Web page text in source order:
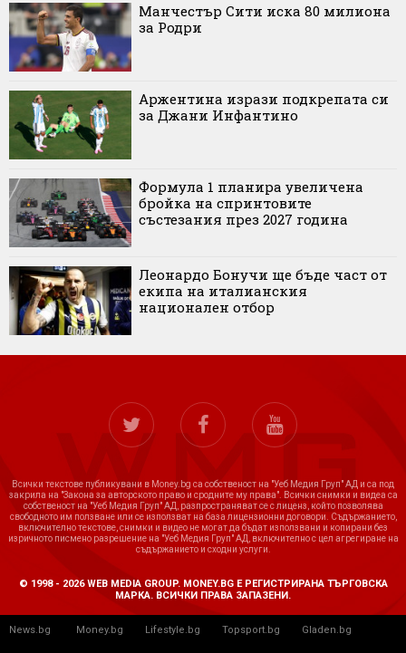
Манчестър Сити иска 80 милиона
за Родри
Аржентина изрази подкрепата си
за Джани Инфантино
Формула 1 планира увеличена
бройка на спринтовите
състезания през 2027 година
Леонардо Бонучи ще бъде част от
екипа на италианския
национален отбор
Всички текстове публикувани в Money.bg са собственост на "Уеб Медия Груп" АД и са под
закрила на "Закона за авторското право и сродните му права". Всички снимки и видеа са
собственост на "Уеб Медия Груп" АД, разпространяват се с лиценз, който позволява
свободното им ползване или се използват на база лицензионни договори. Съдържанието,
включително текстове, снимки и видео не могат да бъдат използвани и копирани без
изричното писмено разрешение на "Уеб Медия Груп" АД, включително с цел агрегиране на
съдържанието и сходни услуги.
© 1998 - 2026 WEB MEDIA GROUP. MONEY.BG Е РЕГИСТРИРАНА ТЪРГОВСКА
МАРКА. ВСИЧКИ ПРАВА ЗАПАЗЕНИ.
News.bg Money.bg Lifestyle.bg Topsport.bg Gladen.bg